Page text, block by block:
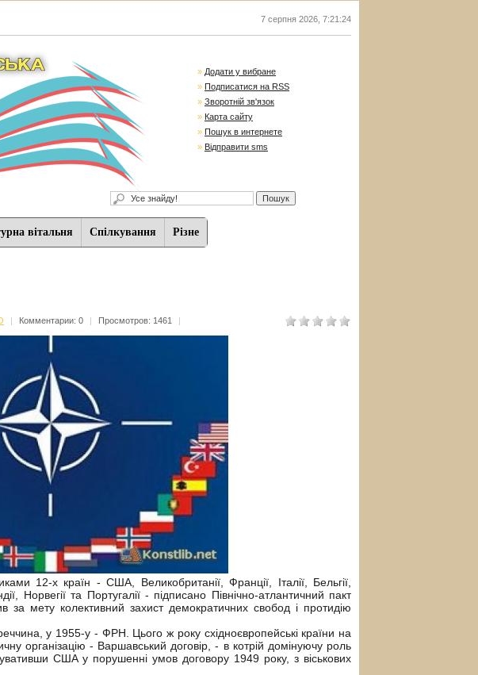
7 серпня 2026 7:21:25
» Додати у вибране
» Подписатися на RSS
» Зворотній зв'язок
» Карта сайту
» Пошук в интернете
» Відправити sms
вітальня Спiлкування Різне
| Комментарии: 0 | Просмотров: 1461 |
12-х країн - США, Великобританії, Франції, Італії, Бельгії,
Норвегії та Португалії - підписано Північно-атлантичний пакт
мету колективний захист демократичних свобод і протидію
у 1955-у - ФРН. Цього ж року східноєвропейські країни на
організацію - Варшавський договір, - в котрій домінуючу роль
США у порушенні умов договору 1949 року, з віськових